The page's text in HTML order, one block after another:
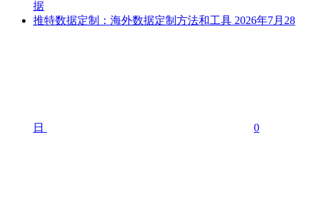
据
推特数据定制：海外数据定制方法和工具 2026年7月28
日 0